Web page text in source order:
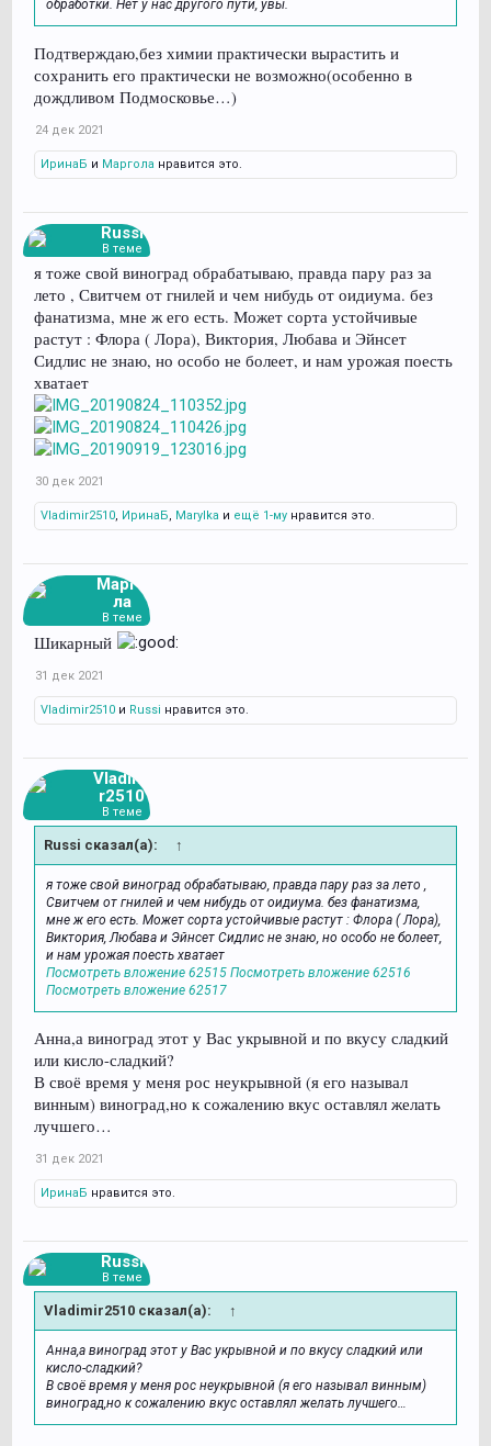
обработки. Нет у нас другого пути, увы.
Подтверждаю,без химии практически вырастить и
сохранить его практически не возможно(особенно в
дождливом Подмосковье…)
24 дек 2021
ИринаБ и Маргола нравится это.
Russi
В теме
я тоже свой виноград обрабатываю, правда пару раз за
лето , Свитчем от гнилей и чем нибудь от оидиума. без
фанатизма, мне ж его есть. Может сорта устойчивые
растут : Флора ( Лора), Виктория, Любава и Эйнсет
Сидлис не знаю, но особо не болеет, и нам урожая поесть
хватает
30 дек 2021
Vladimir2510 ИринаБ Marylka и ещё 1-му нравится это.
Марго
ла
В теме
Шикарный
31 дек 2021
Vladimir2510 и Russi нравится это.
Vladimi
r2510
В теме
Russi сказал(а): ↑
я тоже свой виноград обрабатываю, правда пару раз за лето ,
Свитчем от гнилей и чем нибудь от оидиума. без фанатизма,
мне ж его есть. Может сорта устойчивые растут : Флора ( Лора),
Виктория, Любава и Эйнсет Сидлис не знаю, но особо не болеет,
и нам урожая поесть хватает
Посмотреть вложение 62515 Посмотреть вложение 62516
Посмотреть вложение 62517
Анна,а виноград этот у Вас укрывной и по вкусу сладкий
или кисло-сладкий?
В своё время у меня рос неукрывной (я его называл
винным) виноград,но к сожалению вкус оставлял желать
лучшего…
31 дек 2021
ИринаБ нравится это.
Russi
В теме
Vladimir2510 сказал(а): ↑
Анна,а виноград этот у Вас укрывной и по вкусу сладкий или
кисло-сладкий?
В своё время у меня рос неукрывной (я его называл винным)
виноград,но к сожалению вкус оставлял желать лучшего…